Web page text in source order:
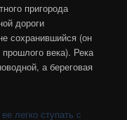
пригорода
дороги
сохранившийся (он
века). Река
а береговая